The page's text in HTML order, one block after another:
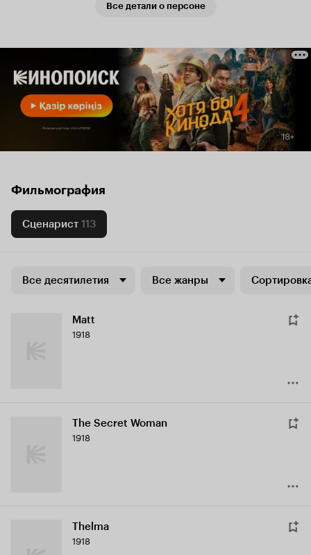
Все детали о персоне
Фильмография
Сценарист 113
Все десятилетия Все жанры
Matt
1918
The Secret Woman
1918
Thelma
1918